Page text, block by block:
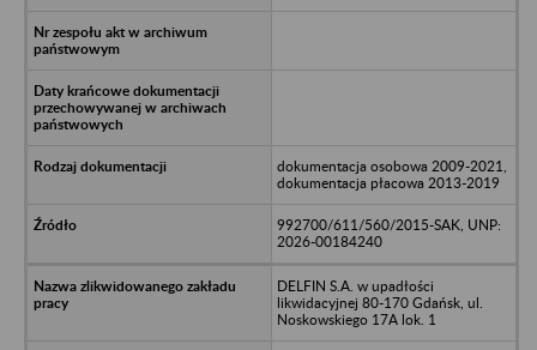
dokumentacja osobowa 2009-2021,
dokumentacja płacowa 2013-2019
992700/611/560/2015-SAK, UNP:
2026-00184240
DELFIN S.A. w upadłości
likwidacyjnej 80-170 Gdańsk, ul.
Noskowskiego 17A lok. 1